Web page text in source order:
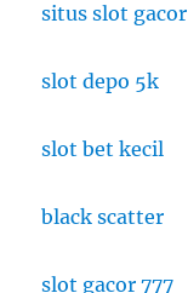
situs slot gacor
slot depo 5k
slot bet kecil
black scatter
slot gacor 777